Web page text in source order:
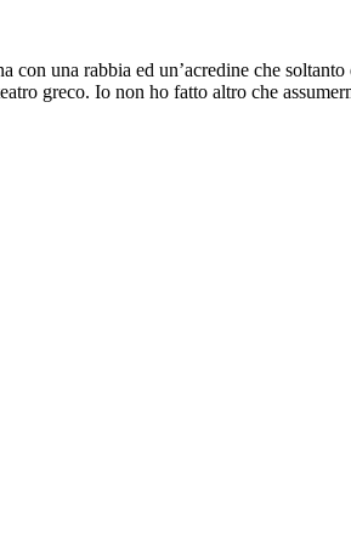
una rabbia ed un’acredine che
greco. Io non ho fatto altro che